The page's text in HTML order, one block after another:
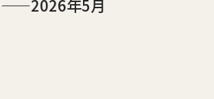
——2026年5月